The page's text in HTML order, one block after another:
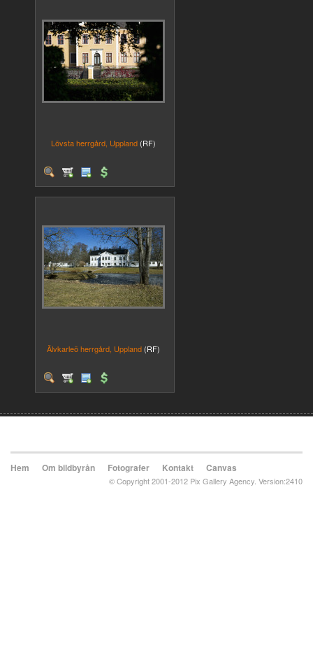
Lövsta herrgård, Uppland (RF)
Älvkarleö herrgård, Uppland (RF)
Hem Om bildbyrån Fotografer Kontakt Canvas
© Copyright 2001-2012 Pix Gallery Agency. Version:2410